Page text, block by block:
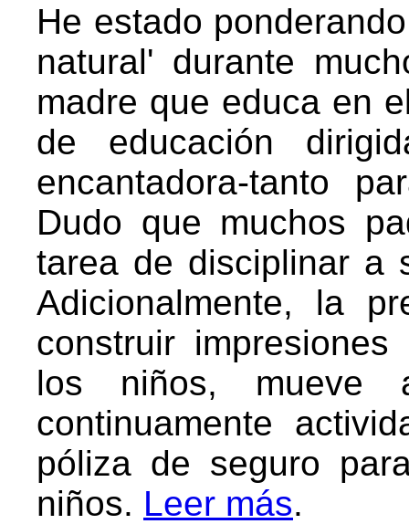
He estado
natural' durante
madre que educa en
de educación
encantadora-tanto
Dudo que muchos
tarea de disciplinar a
Adicionalmente, la
construir
los niños, mueve
continuamente
póliza de seguro
niños. Leer más.